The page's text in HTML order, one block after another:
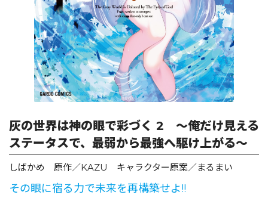
コミックガルド
リキューレ
灰の世界は神の眼で彩づく 2 ～俺だけ見える
ステータスで、最弱から最強へ駆け上がる～
しばかめ 原作／KAZU キャラクター原案／まるまい
その眼に宿る力で未来を再構築せよ!!